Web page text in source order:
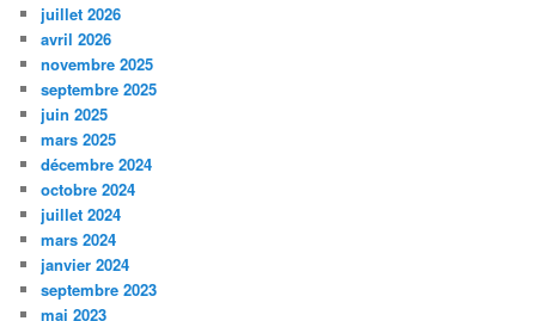
juillet 2026
avril 2026
novembre 2025
septembre 2025
juin 2025
mars 2025
décembre 2024
octobre 2024
juillet 2024
mars 2024
janvier 2024
septembre 2023
mai 2023